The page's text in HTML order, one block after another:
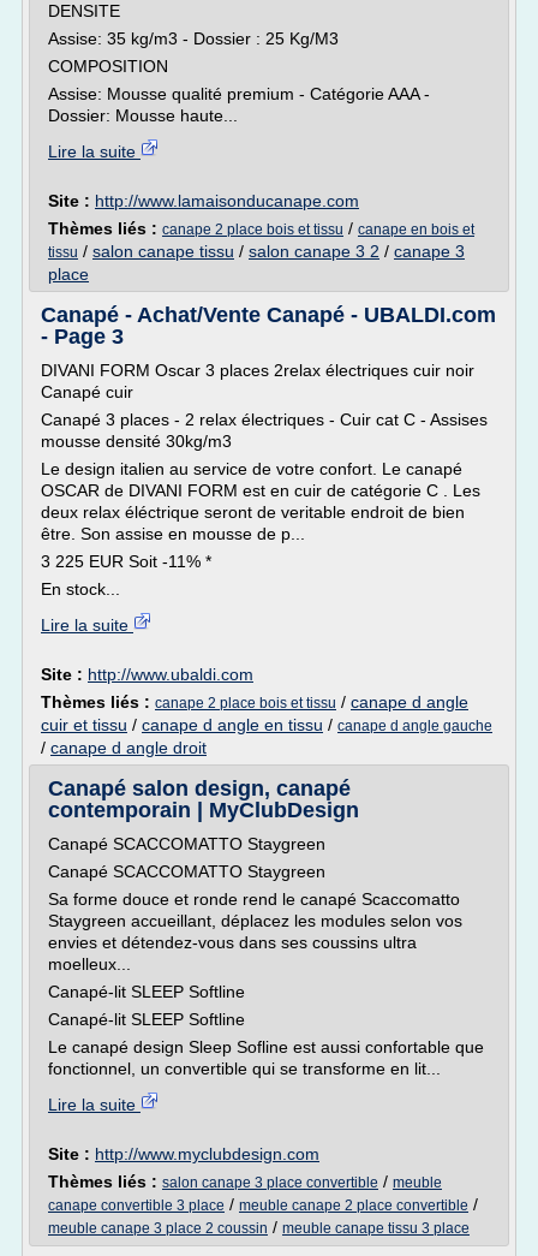
DENSITE
Assise: 35 kg/m3 - Dossier : 25 Kg/M3
COMPOSITION
Assise: Mousse qualité premium - Catégorie AAA -
Dossier: Mousse haute...
Lire la suite
Site : http://www.lamaisonducanape.com
Thèmes liés : canape 2 place bois et tissu / canape en bois et
tissu / salon canape tissu / salon canape 3 2 / canape 3
place
Canapé - Achat/Vente Canapé - UBALDI.com
- Page 3
DIVANI FORM Oscar 3 places 2relax électriques cuir noir
Canapé cuir
Canapé 3 places - 2 relax électriques - Cuir cat C - Assises
mousse densité 30kg/m3
Le design italien au service de votre confort. Le canapé
OSCAR de DIVANI FORM est en cuir de catégorie C . Les
deux relax éléctrique seront de veritable endroit de bien
être. Son assise en mousse de p...
3 225 EUR Soit -11% *
En stock...
Lire la suite
Site : http://www.ubaldi.com
Thèmes liés : canape 2 place bois et tissu / canape d angle
cuir et tissu / canape d angle en tissu / canape d angle gauche
/ canape d angle droit
Canapé salon design, canapé
contemporain | MyClubDesign
Canapé SCACCOMATTO Staygreen
Canapé SCACCOMATTO Staygreen
Sa forme douce et ronde rend le canapé Scaccomatto
Staygreen accueillant, déplacez les modules selon vos
envies et détendez-vous dans ses coussins ultra
moelleux...
Canapé-lit SLEEP Softline
Canapé-lit SLEEP Softline
Le canapé design Sleep Sofline est aussi confortable que
fonctionnel, un convertible qui se transforme en lit...
Lire la suite
Site : http://www.myclubdesign.com
Thèmes liés : salon canape 3 place convertible / meuble
canape convertible 3 place / meuble canape 2 place convertible /
meuble canape 3 place 2 coussin / meuble canape tissu 3 place